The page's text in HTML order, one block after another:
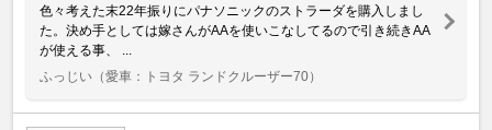
色々考えた末22年振りにパナソニックのストラーダを購入しまし
た。決め手としては嫁さんがAAを使いこなしてるので引き続きAA
が使える事、 ...
ふっじい （愛車：トヨタ ランドクルーザー70）